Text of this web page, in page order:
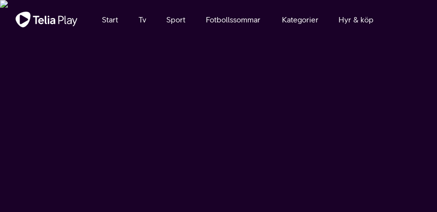
Viktigt meddelande
Start Tv Sport Fotbollssommar Kategorier Hyr & köp